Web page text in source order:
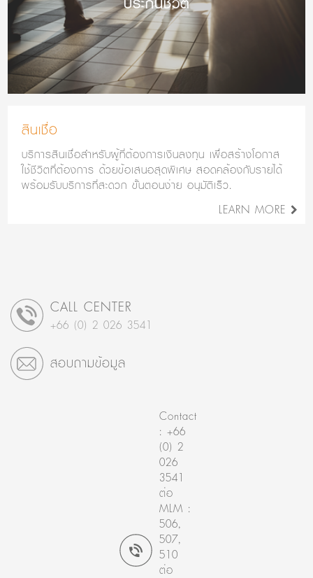
สินเชื่อ
บริการสินเชื่อสำหรับผู้ที่ต้องการเงินลงทุน เพื่อสร้างโอกาส
ใช้ชีวิตที่ต้องการ ด้วยข้อเสนอสุดพิเศษ สอดคล้องกับรายได้
พร้อมรับบริการที่สะดวก ขั้นตอนง่าย อนุมัติเร็ว.
LEARN MORE
CALL CENTER
+66 (0) 2 026 3541
สอบถามข้อมูล
Contact
: +66
(0) 2
026
3541
ต่อ
MLM :
506,
507,
510
ต่อ